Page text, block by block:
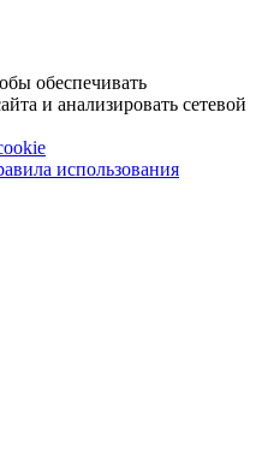
обеспечивать
и анализировать сетевой
использования